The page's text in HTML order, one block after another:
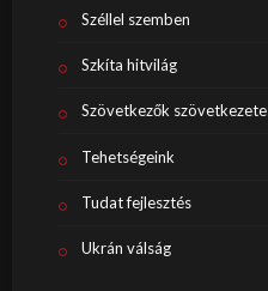
Széllel szemben
Szkíta hitvilág
Szövetkezők szövetkezete
Tehetségeink
Tudat fejlesztés
Ukrán válság